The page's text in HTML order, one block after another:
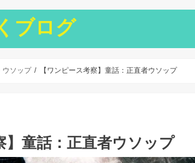
ブログ
ウソップ 【ワンピース考察】童話：正直者ウソップ
】童話：正直者ウソップ